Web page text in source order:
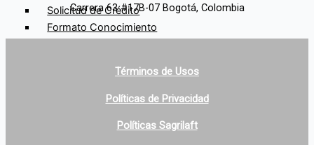
Solicitud de Crédito
Formato Conocimiento
Carrera 63 #17B-07 Bogotá, Colombia
Términos de Usos
Políticas de Privacidad
Políticas Sagrilaft